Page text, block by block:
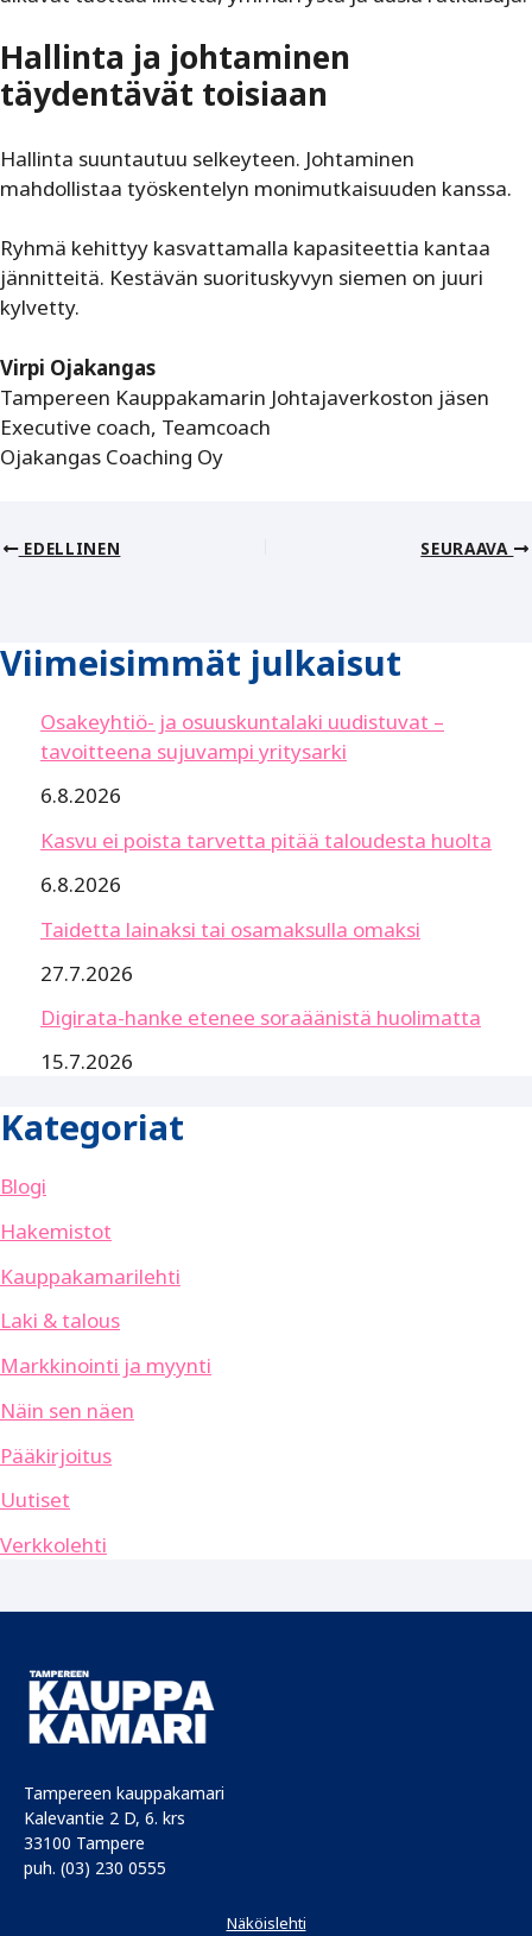
Hallinta ja johtaminen
täydentävät toisiaan
Hallinta suuntautuu selkeyteen. Johtaminen
mahdollistaa työskentelyn monimutkaisuuden kanssa.
Ryhmä kehittyy kasvattamalla kapasiteettia kantaa
jännitteitä. Kestävän suorituskyvyn siemen on juuri
kylvetty.
Virpi Ojakangas
Tampereen Kauppakamarin Johtajaverkoston jäsen
Executive coach, Teamcoach
Ojakangas Coaching Oy
EDELLINEN SEURAAVA
Viimeisimmät julkaisut
Osakeyhtiö- ja osuuskuntalaki uudistuvat –
tavoitteena sujuvampi yritysarki
6.8.2026
Kasvu ei poista tarvetta pitää taloudesta huolta
6.8.2026
Taidetta lainaksi tai osamaksulla omaksi
27.7.2026
Digirata-hanke etenee soraäänistä huolimatta
15.7.2026
Kategoriat
Blogi
Hakemistot
Kauppakamarilehti
Laki & talous
Markkinointi ja myynti
Näin sen näen
Pääkirjoitus
Uutiset
Verkkolehti
Tampereen kauppakamari
Kalevantie 2 D, 6. krs
33100 Tampere
puh. (03) 230 0555
Näköislehti